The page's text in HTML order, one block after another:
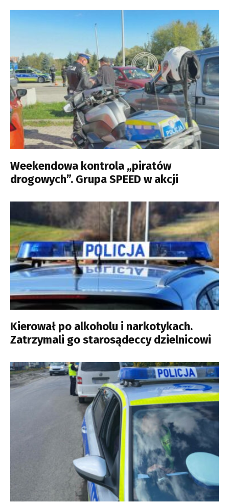
Weekendowa kontrola „piratów
drogowych”. Grupa SPEED w akcji
Kierował po alkoholu i narkotykach.
Zatrzymali go starosądeccy dzielnicowi